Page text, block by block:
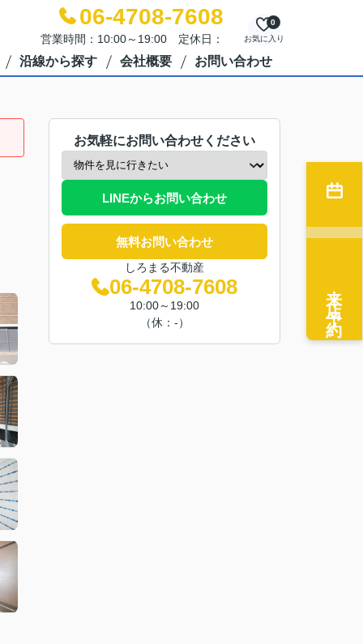
06-4708-7608
営業時間：10:00～19:00 定休日： お気に入り
0
沿線から探す 会社概要 お問い合わせ
お気軽にお問い合わせください
LINEからお問い合わせ
無料お問い合わせ
しろまる不動産
06-4708-7608
10:00～19:00
（休：-）
来店予約